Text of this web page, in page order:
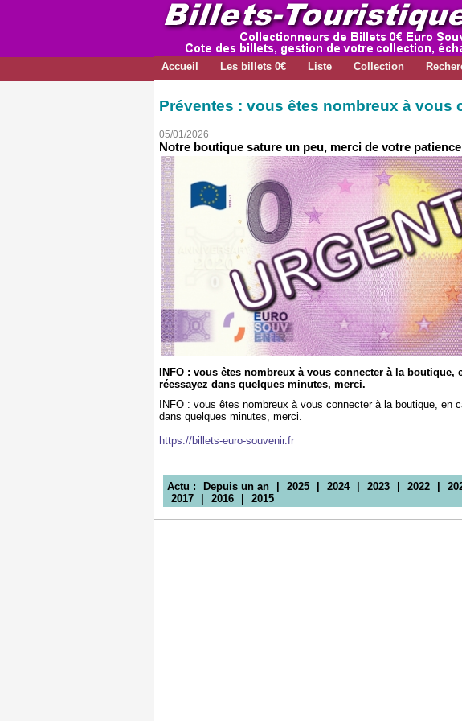
Accueil Les billets 0€ Liste Collection
Préventes : vous êtes nombreux à vous
05/01/2026
Notre boutique sature un peu, merci de votre
INFO : vous êtes nombreux à vous connecter à la boutique,
réessayez dans quelques minutes, merci.
INFO : vous êtes nombreux à vous connecter à la boutique, en
dans quelques minutes, merci.
https://billets-euro-souvenir.fr
Actu : Depuis un an 2025 2024 2023 2022
2017
2016 2015